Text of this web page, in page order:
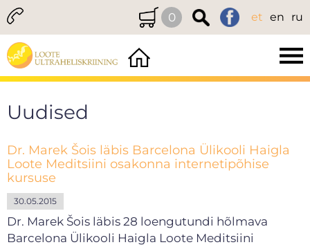
0 et en ru
Uudised
Dr. Marek Šois läbis Barcelona Ülikooli Haigla
Loote Meditsiini osakonna internetipõhise
kursuse
30.05.2015
Dr. Marek Šois läbis 28 loengutundi hõlmava
Barcelona Ülikooli Haigla Loote Meditsiini